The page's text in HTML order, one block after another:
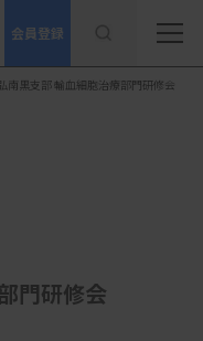
会員登録
南黒支部 輸血細胞治療部門研修会
門研修会